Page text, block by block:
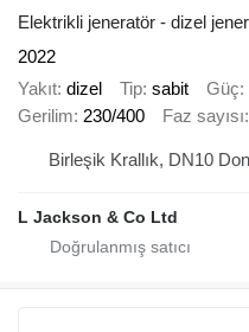
Elektrikli jeneratör - dizel
2022
Yakıt dizel Tip sabit Güç
Gerilim 230/400 Faz sayısı
L Jackson & Co Ltd